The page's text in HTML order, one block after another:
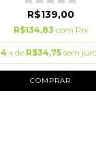
R$139,00
R$134,83 com Pix
4 x de R$34,75 sem
COMPRAR